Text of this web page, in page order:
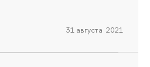
31 августа 2021